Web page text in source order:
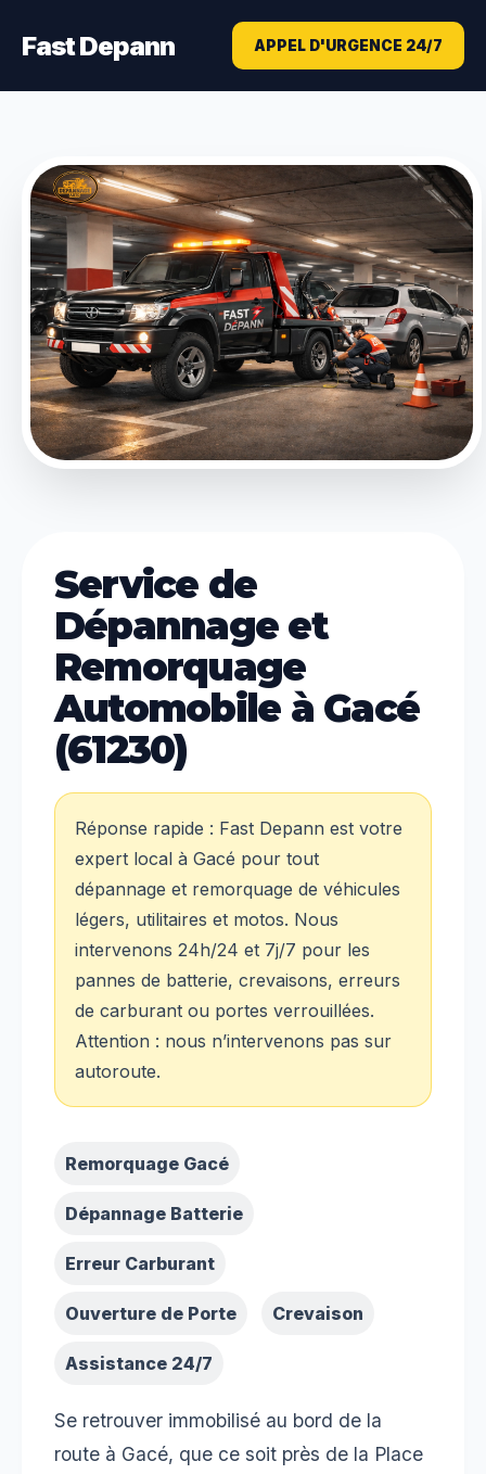
Fast Depann APPEL D'URGENCE 24/7
Service de
Dépannage et
Remorquage
Automobile à Gacé
(61230)
Réponse rapide : Fast Depann est votre
expert local à Gacé pour tout
dépannage et remorquage de véhicules
légers, utilitaires et motos. Nous
intervenons 24h/24 et 7j/7 pour les
pannes de batterie, crevaisons, erreurs
de carburant ou portes verrouillées.
Attention : nous n’intervenons pas sur
autoroute.
Remorquage Gacé
Dépannage Batterie
Erreur Carburant
Ouverture de Porte Crevaison
Assistance 24/7
Se retrouver immobilisé au bord de la
route à Gacé, que ce soit près de la Place